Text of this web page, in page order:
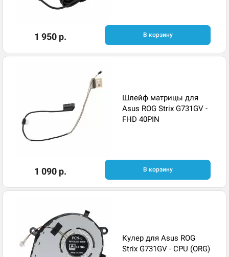
1 950 р. В корзину
Шлейф матрицы для
Asus ROG Strix G731GV -
FHD 40PIN
1 090 р. В корзину
Кулер для Asus ROG
Strix G731GV - CPU (ORG)